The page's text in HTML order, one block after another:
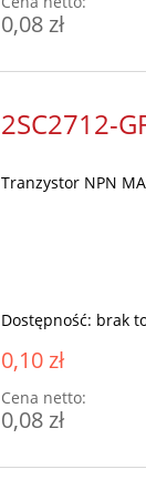
0,08 zł
2SC2712-
Tranzystor NPN
Dostępność: brak
0,10 zł
Cena netto:
0,08 zł